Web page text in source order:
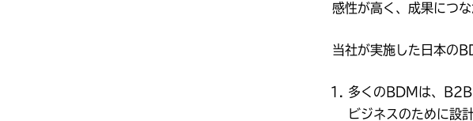
感性が高く、成果につ
当社が実施した日本の
多くのBDMは、B2B
ビジネスのために設